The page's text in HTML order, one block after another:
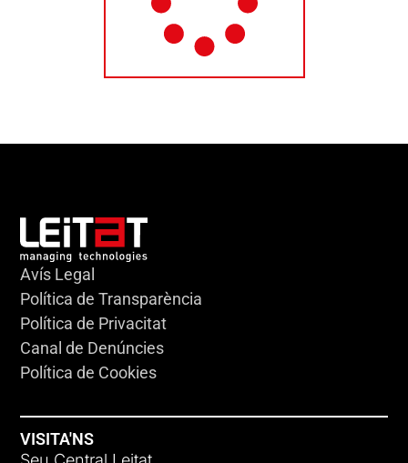
Avís Legal
Política de Transparència
Política de Privacitat
Canal de Denúncies
Política de Cookies
VISITA'NS